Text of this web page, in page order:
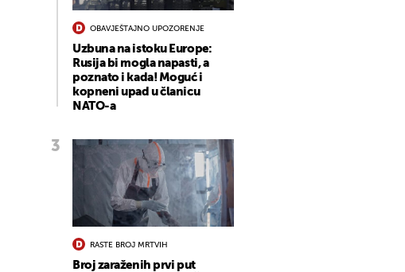
OBAVJEŠTAJNO UPOZORENJE
Uzbuna na istoku Europe:
Rusija bi mogla napasti, a
poznato i kada! Moguć i
kopneni upad u članicu
NATO-a
RASTE BROJ MRTVIH
Broj zaraženih prvi put